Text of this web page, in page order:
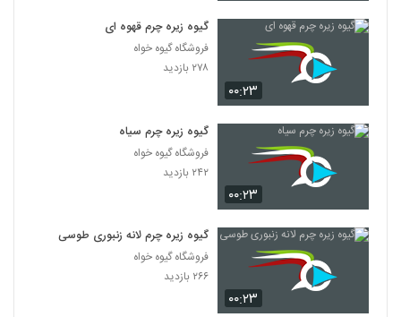
۰۰:۲۳
گیوه زیره چرم قهوه ای
فروشگاه گیوه خواه
۲۷۸ بازدید
۰۰:۲۳
گیوه زیره چرم سیاه
فروشگاه گیوه خواه
۲۴۲ بازدید
۰۰:۲۳
گیوه زیره چرم لانه زنبوری طوسی
فروشگاه گیوه خواه
۲۶۶ بازدید